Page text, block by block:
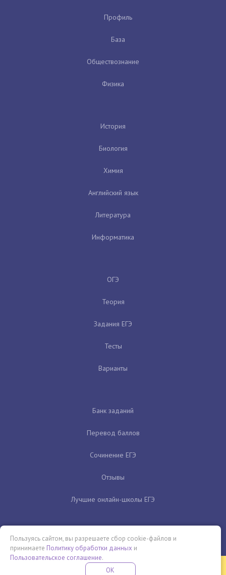
Профиль
База
Обществознание
Физика
История
Биология
Химия
Английский язык
Литература
Информатика
ОГЭ
Теория
Задания ЕГЭ
Тесты
Варианты
Банк заданий
Перевод баллов
Сочинение ЕГЭ
Отзывы
Лучшие онлайн-школы ЕГЭ
Бесплатная летняя школа
Пользуясь сайтом, вы разрешаете сбор cookie-файлов и
принимаете Политику обработки данных и
Пользовательское соглашение.
OK